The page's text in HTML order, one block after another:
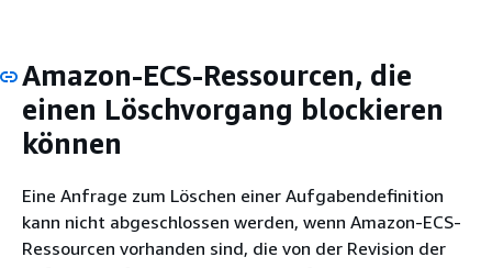
Amazon-ECS-Ressourcen, die
einen Löschvorgang blockieren
können
Eine Anfrage zum Löschen einer Aufgabendefinition
kann nicht abgeschlossen werden, wenn Amazon-ECS-
Ressourcen vorhanden sind, die von der Revision der